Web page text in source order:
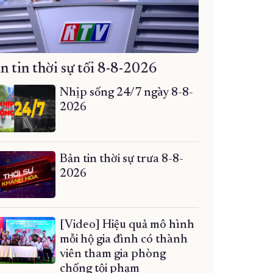
tin thời sự tối 8-8-2026
Nhịp sống 24/7 ngày 8-8-
2026
Bản tin thời sự trưa 8-8-
2026
[Video] Hiệu quả mô hình
mỗi hộ gia đình có thành
viên tham gia phòng
chống tội phạm